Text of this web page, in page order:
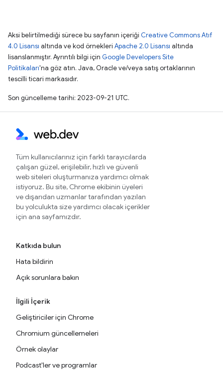
Aksi belirtilmediği sürece bu sayfanın içeriği Creative Commons Atıf
4.0 Lisansı altında ve kod örnekleri Apache 2.0 Lisansı altında
lisanslanmıştır. Ayrıntılı bilgi için Google Developers Site
Politikaları'na göz atın. Java, Oracle ve/veya satış ortaklarının
tescilli ticari markasıdır.
Son güncelleme tarihi: 2023-09-21 UTC.
Tüm kullanıcılarınız için farklı tarayıcılarda
çalışan güzel, erişilebilir, hızlı ve güvenli
web siteleri oluşturmanıza yardımcı olmak
istiyoruz. Bu site, Chrome ekibinin üyeleri
ve dışarıdan uzmanlar tarafından yazılan
bu yolculukta size yardımcı olacak içerikler
için ana sayfamızdır.
Katkıda bulun
Hata bildirin
Açık sorunlara bakın
İlgili İçerik
Geliştiriciler için Chrome
Chromium güncellemeleri
Örnek olaylar
Podcast'ler ve programlar